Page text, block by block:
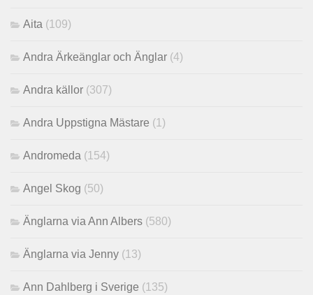
Aita (109)
Andra Ärkeänglar och Änglar (4)
Andra källor (307)
Andra Uppstigna Mästare (1)
Andromeda (154)
Angel Skog (50)
Änglarna via Ann Albers (580)
Änglarna via Jenny (13)
Ann Dahlberg i Sverige (135)